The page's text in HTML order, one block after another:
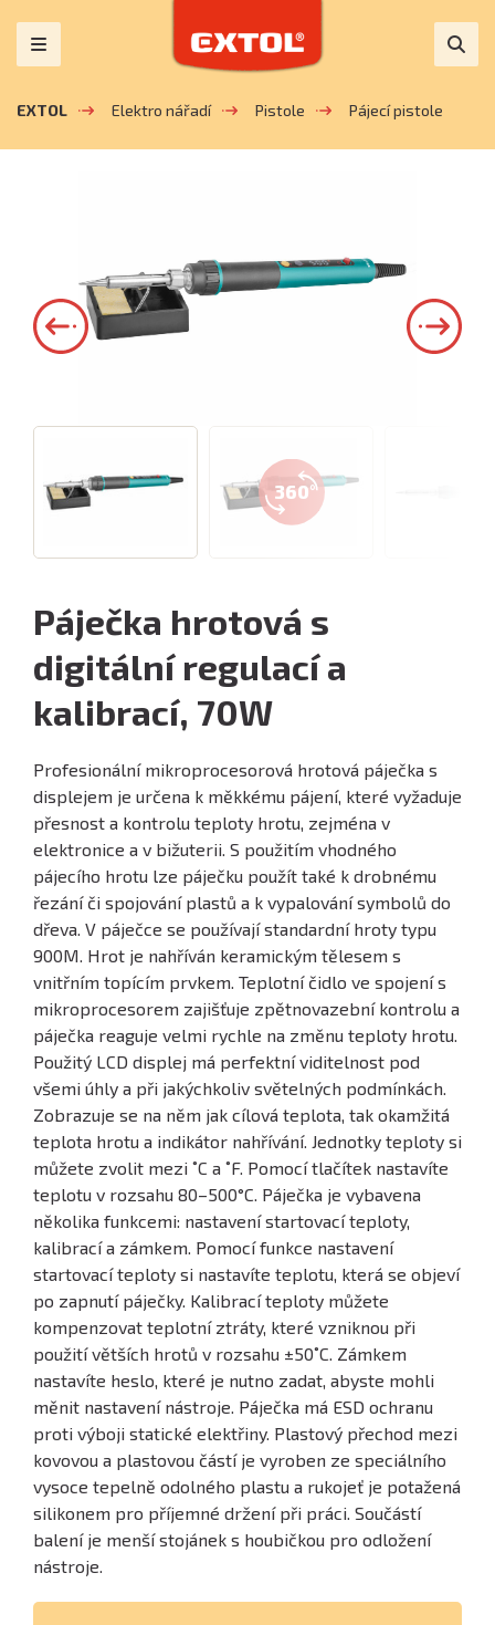
EXTOL Elektro nářadí Pistole Pájecí pistole
360°
Páječka hrotová s
digitální regulací a
kalibrací, 70W
Profesionální mikroprocesorová hrotová páječka s
displejem je určena k měkkému pájení, které vyžaduje
přesnost a kontrolu teploty hrotu, zejména v
elektronice a v bižuterii. S použitím vhodného
pájecího hrotu lze páječku použít také k drobnému
řezání či spojování plastů a k vypalování symbolů do
dřeva. V páječce se používají standardní hroty typu
900M. Hrot je nahříván keramickým tělesem s
vnitřním topícím prvkem. Teplotní čidlo ve spojení s
mikroprocesorem zajišťuje zpětnovazební kontrolu a
páječka reaguje velmi rychle na změnu teploty hrotu.
Použitý LCD displej má perfektní viditelnost pod
všemi úhly a při jakýchkoliv světelných podmínkách.
Zobrazuje se na něm jak cílová teplota, tak okamžitá
teplota hrotu a indikátor nahřívání. Jednotky teploty si
můžete zvolit mezi ˚C a ˚F. Pomocí tlačítek nastavíte
teplotu v rozsahu 80–500°C. Páječka je vybavena
několika funkcemi: nastavení startovací teploty,
kalibrací a zámkem. Pomocí funkce nastavení
startovací teploty si nastavíte teplotu, která se objeví
po zapnutí páječky. Kalibrací teploty můžete
kompenzovat teplotní ztráty, které vzniknou při
použití větších hrotů v rozsahu ±50˚C. Zámkem
nastavíte heslo, které je nutno zadat, abyste mohli
měnit nastavení nástroje. Páječka má ESD ochranu
proti výboji statické elektřiny. Plastový přechod mezi
kovovou a plastovou částí je vyroben ze speciálního
vysoce tepelně odolného plastu a rukojeť je potažená
silikonem pro příjemné držení při práci. Součástí
balení je menší stojánek s houbičkou pro odložení
nástroje.